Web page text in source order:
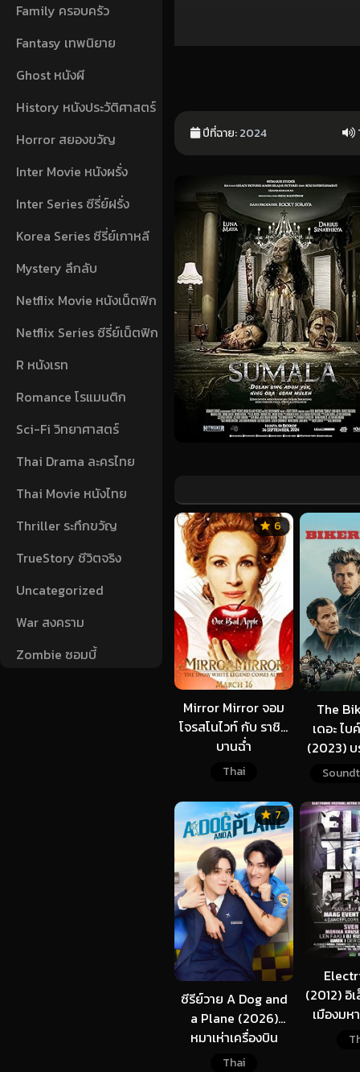
Family ครอบครัว
Fantasy เทพนิยาย
Ghost หนังผี
History หนังประวัติศาสตร์
Horror สยองขวัญ
Inter Movie หนังผรั่ง
Inter Series ซีรี่ย์ฝรั่ง
Korea Series ซีรี่ย์เกาหลี
Mystery ลึกลับ
Netflix Movie หนังเน็ตฟิก
Netflix Series ซีรี่ย์เน็ตฟิก
R หนังเรท
Romance โรแมนติก
Sci-Fi วิทยาศาสตร์
Thai Drama ละครไทย
Thai Movie หนังไทย
Thriller ระทึกขวัญ
TrueStory ชีวิตจริง
Uncategorized
War สงคราม
Zombie ซอมบี้
ปีที่ฉาย:2024
Mirror Mirror จอม
โจรสโนไวท์ กับ ราชินี
บานฉ่ำ
Thai
6
The
เดอะ ไบ
(2023) บ
ซีรีย์วาย A Dog and
a Plane (2026)
หมาเห่าเครื่องบิน
พากย์ไทย
Thai
7
(2012) อิ
เมืองมห
อ